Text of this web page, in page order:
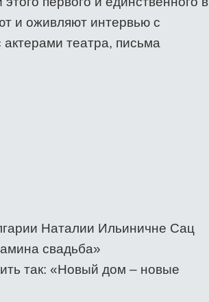
и оживляют интервью с
театра, письма
Наталии Ильиничне Сац
свадьба»
так: «Новый дом – новые